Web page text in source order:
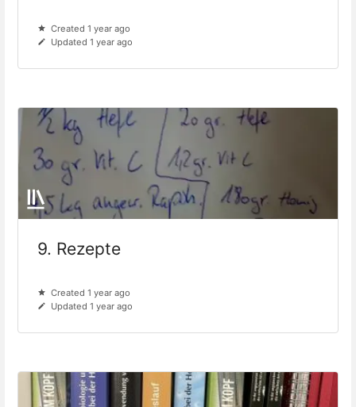
Created 1 year ago
Updated 1 year ago
9. Rezepte
Created 1 year ago
Updated 1 year ago